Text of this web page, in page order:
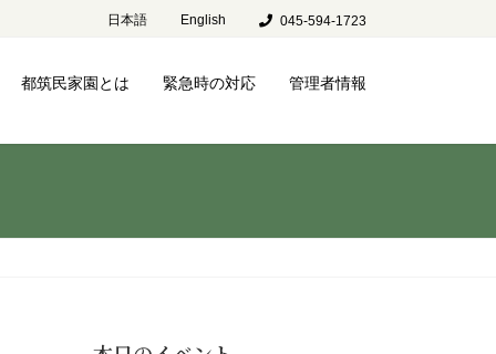
日本語 English 045-594-1723
都筑民家園とは 緊急時の対応 管理者情報